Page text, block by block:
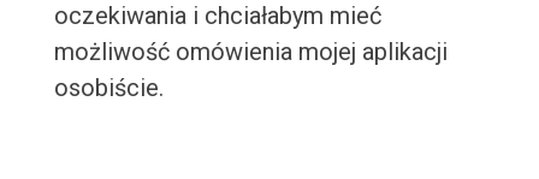
oczekiwania i chciałabym mieć
możliwość omówienia mojej aplikacji
osobiście.